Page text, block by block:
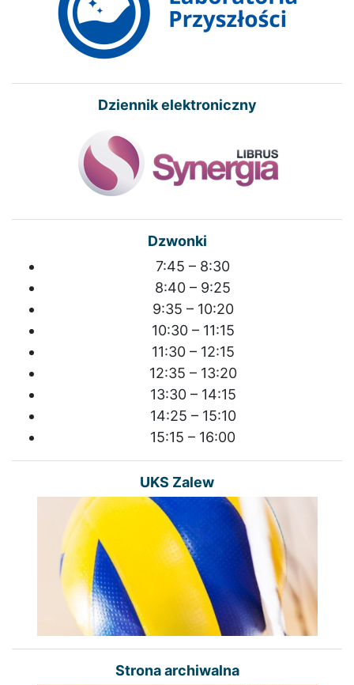
Dziennik elektroniczny
Dzwonki
7:45 – 8:30
8:40 – 9:25
9:35 – 10:20
10:30 – 11:15
11:30 – 12:15
12:35 – 13:20
13:30 – 14:15
14:25 – 15:10
15:15 – 16:00
UKS Zalew
Strona archiwalna